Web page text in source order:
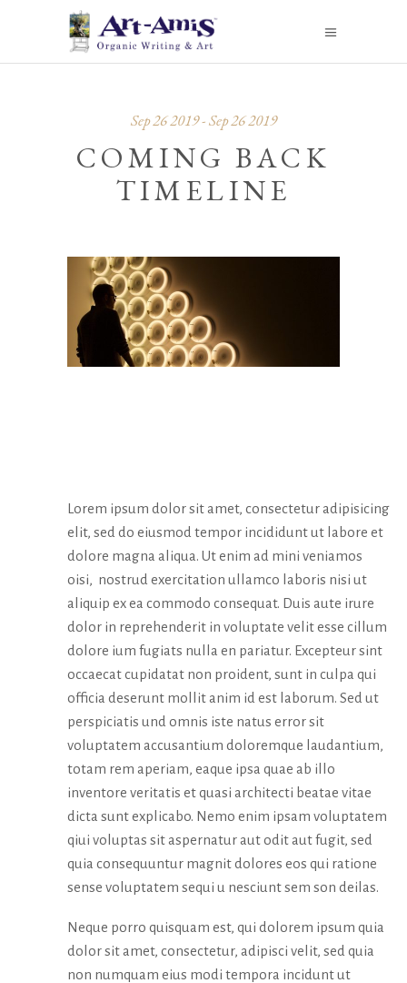
Sep 26 2019 - Sep 26 2019
COMING BACK
TIMELINE
Lorem ipsum dolor sit amet, consectetur adipisicing
elit, sed do eiusmod tempor incididunt ut labore et
dolore magna aliqua. Ut enim ad mini veniamos
oisi, nostrud exercitation ullamco laboris nisi ut
aliquip ex ea commodo consequat. Duis aute irure
dolor in reprehenderit in voluptate velit esse cillum
dolore ium fugiats nulla en pariatur. Excepteur sint
occaecat cupidatat non proident, sunt in culpa qui
officia deserunt mollit anim id est laborum. Sed ut
perspiciatis und omnis iste natus error sit
voluptatem accusantium doloremque laudantium,
totam rem aperiam, eaque ipsa quae ab illo
inventore veritatis et quasi architecti beatae vitae
dicta sunt explicabo. Nemo enim ipsam voluptatem
qiui voluptas sit aspernatur aut odit aut fugit, sed
quia consequuntur magnit dolores eos qui ratione
sense voluptatem sequi u nesciunt sem son deilas.
Neque porro quisquam est, qui dolorem ipsum quia
dolor sit amet, consectetur, adipisci velit, sed quia
non numquam eius modi tempora incidunt ut